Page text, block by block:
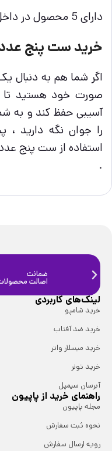
دارای 5 محصول در داخل پک
خرید ست پنج
اگر شما هم به دنبال
صورت خود هستید تا
آسیبی حفظ کند و به
را جوان نگه دارید ،
استفاده از ست پنج
.
ضمانت
اصالت
لینک‌های کاربردی
خرید شامپو
خرید ضد آفتاب
خرید میسلار واتر
خرید تونر
آبرسان سیمپل
راهنمای خرید از پاپیون
مجله پاپیون
نحوه ثبت سفارش
رویه ارسال سفارش